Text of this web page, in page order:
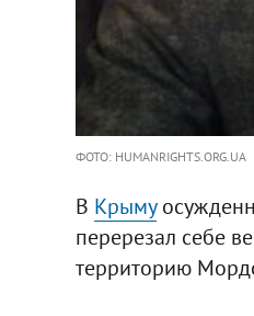
ФОТО: HUMANRIGHTS.ORG.UA
В Крыму
перерезал себе
территорию